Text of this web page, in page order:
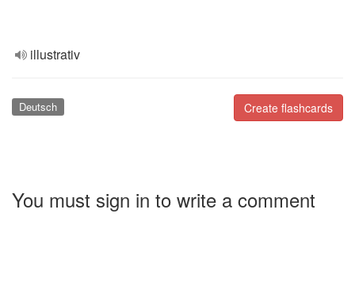
illustrativ
Create flashcards
Deutsch
You must sign in to write a comment